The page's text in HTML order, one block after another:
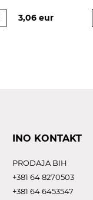
3,06 eur
INO KONTAKT
PRODAJA BIH
+381 64 8270503
+381 64 6453547